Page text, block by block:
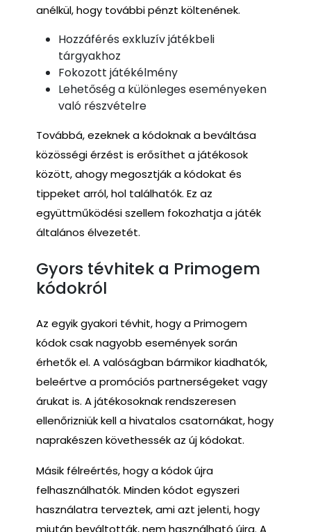
anélkül, hogy további pénzt költenének.
Hozzáférés exkluzív játékbeli
tárgyakhoz
Fokozott játékélmény
Lehetőség a különleges eseményeken
való részvételre
Továbbá, ezeknek a kódoknak a beváltása
közösségi érzést is erősíthet a játékosok
között, ahogy megosztják a kódokat és
tippeket arról, hol találhatók. Ez az
együttműködési szellem fokozhatja a játék
általános élvezetét.
Gyors tévhitek a Primogem
kódokról
Az egyik gyakori tévhit, hogy a Primogem
kódok csak nagyobb események során
érhetők el. A valóságban bármikor kiadhatók,
beleértve a promóciós partnerségeket vagy
árukat is. A játékosoknak rendszeresen
ellenőrizniük kell a hivatalos csatornákat, hogy
naprakészen követhessék az új kódokat.
Másik félreértés, hogy a kódok újra
felhasználhatók. Minden kódot egyszeri
használatra terveztek, ami azt jelenti, hogy
miután beváltották, nem használható újra. A